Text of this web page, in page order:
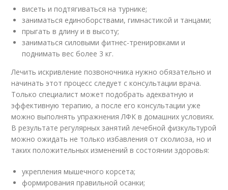
висеть и подтягиваться на турнике;
заниматься единоборствами, гимнастикой и танцами;
прыгать в длину и в высоту;
заниматься силовыми фитнес-тренировками и
поднимать вес более 3 кг.
Лечить искривление позвоночника нужно обязательно и
начинать этот процесс следует с консультации врача.
Только специалист может подобрать адекватную и
эффективную терапию, а после его консультации уже
можно выполнять упражнения ЛФК в домашних условиях.
В результате регулярных занятий лечебной физкультурой
можно ожидать не только избавления от сколиоза, но и
таких положительных изменений в состоянии здоровья:
укрепления мышечного корсета;
формирования правильной осанки;